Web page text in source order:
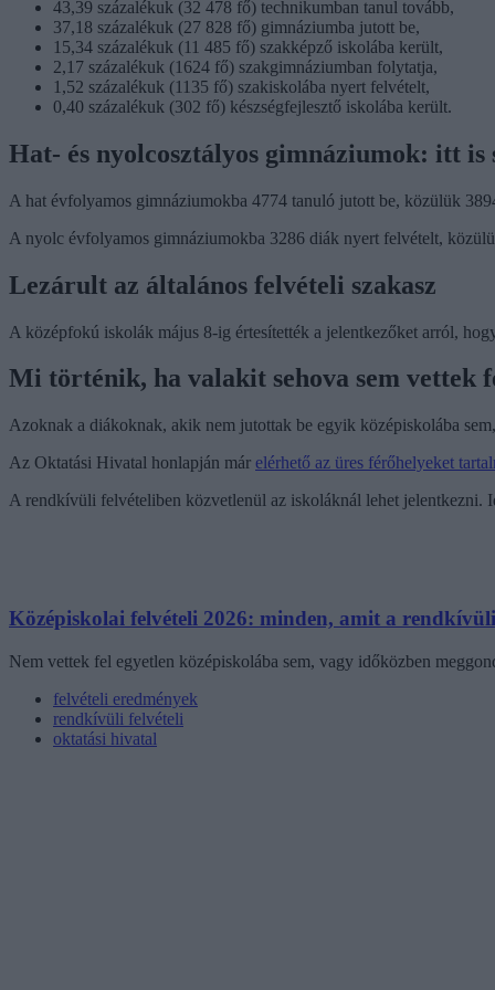
43,39 százalékuk (32 478 fő) technikumban tanul tovább,
37,18 százalékuk (27 828 fő) gimnáziumba jutott be,
15,34 százalékuk (11 485 fő) szakképző iskolába került,
2,17 százalékuk (1624 fő) szakgimnáziumban folytatja,
1,52 százalékuk (1135 fő) szakiskolába nyert felvételt,
0,40 százalékuk (302 fő) készségfejlesztő iskolába került.
Hat- és nyolcosztályos gimnáziumok: itt
A hat évfolyamos gimnáziumokba 4774 tanuló jutott be, közülük
A nyolc évfolyamos gimnáziumokba 3286 diák nyert felvételt,
Lezárult az általános felvételi szakasz
A középfokú iskolák május 8-ig értesítették a jelentkezőket arról,
Mi történik, ha valakit sehova sem vettek
Azoknak a diákoknak, akik nem jutottak be egyik középiskolába
Az Oktatási Hivatal honlapján már elérhető az üres férőhelyeket
A rendkívüli felvételiben közvetlenül az iskoláknál lehet jelentkezni.
Középiskolai felvételi 2026: minden, amit a
Nem vettek fel egyetlen középiskolába sem, vagy időközben
felvételi eredmények
rendkívüli felvételi
oktatási hivatal